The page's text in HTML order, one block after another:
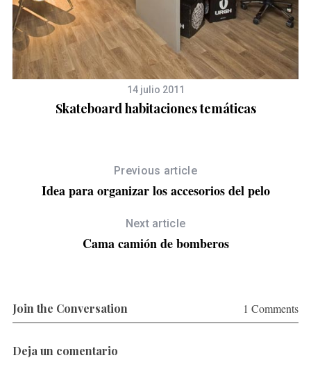
14 julio 2011
Skateboard habitaciones temáticas
Previous article
Idea para organizar los accesorios del pelo
Next article
Cama camión de bomberos
Join the Conversation 1 Comments
Deja un comentario